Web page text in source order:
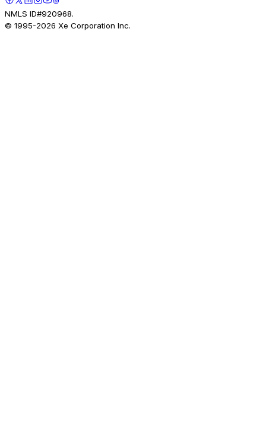
NMLS ID#920968.
© 1995-2026 Xe Corporation Inc.